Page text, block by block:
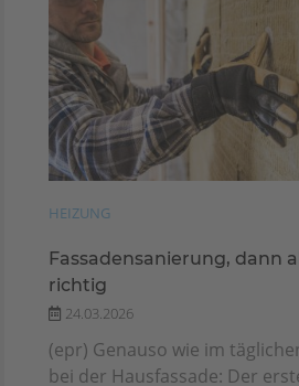
HEIZUNG
Fassadensanierung, dann
richtig
24.03.2026
(epr) Genauso wie im
bei der Hausfassade: Der